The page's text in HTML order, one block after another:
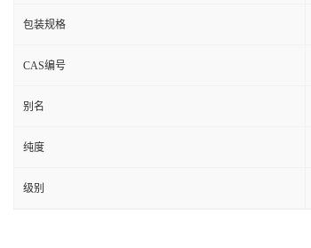
包装规格
CAS编号
别名
纯度
级别